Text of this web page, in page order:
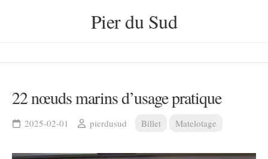
Pier du Sud
22 nœuds marins d’usage pratique
2025-02-01 pierdusud Billet Matelotage